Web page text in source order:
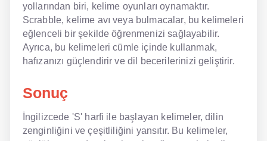
yollarından biri, kelime oyunları oynamaktır.
Scrabble, kelime avı veya bulmacalar, bu kelimeleri
eğlenceli bir şekilde öğrenmenizi sağlayabilir.
Ayrıca, bu kelimeleri cümle içinde kullanmak,
hafızanızı güçlendirir ve dil becerilerinizi geliştirir.
Sonuç
İngilizcede 'S' harfi ile başlayan kelimeler, dilin
zenginliğini ve çeşitliliğini yansıtır. Bu kelimeler,